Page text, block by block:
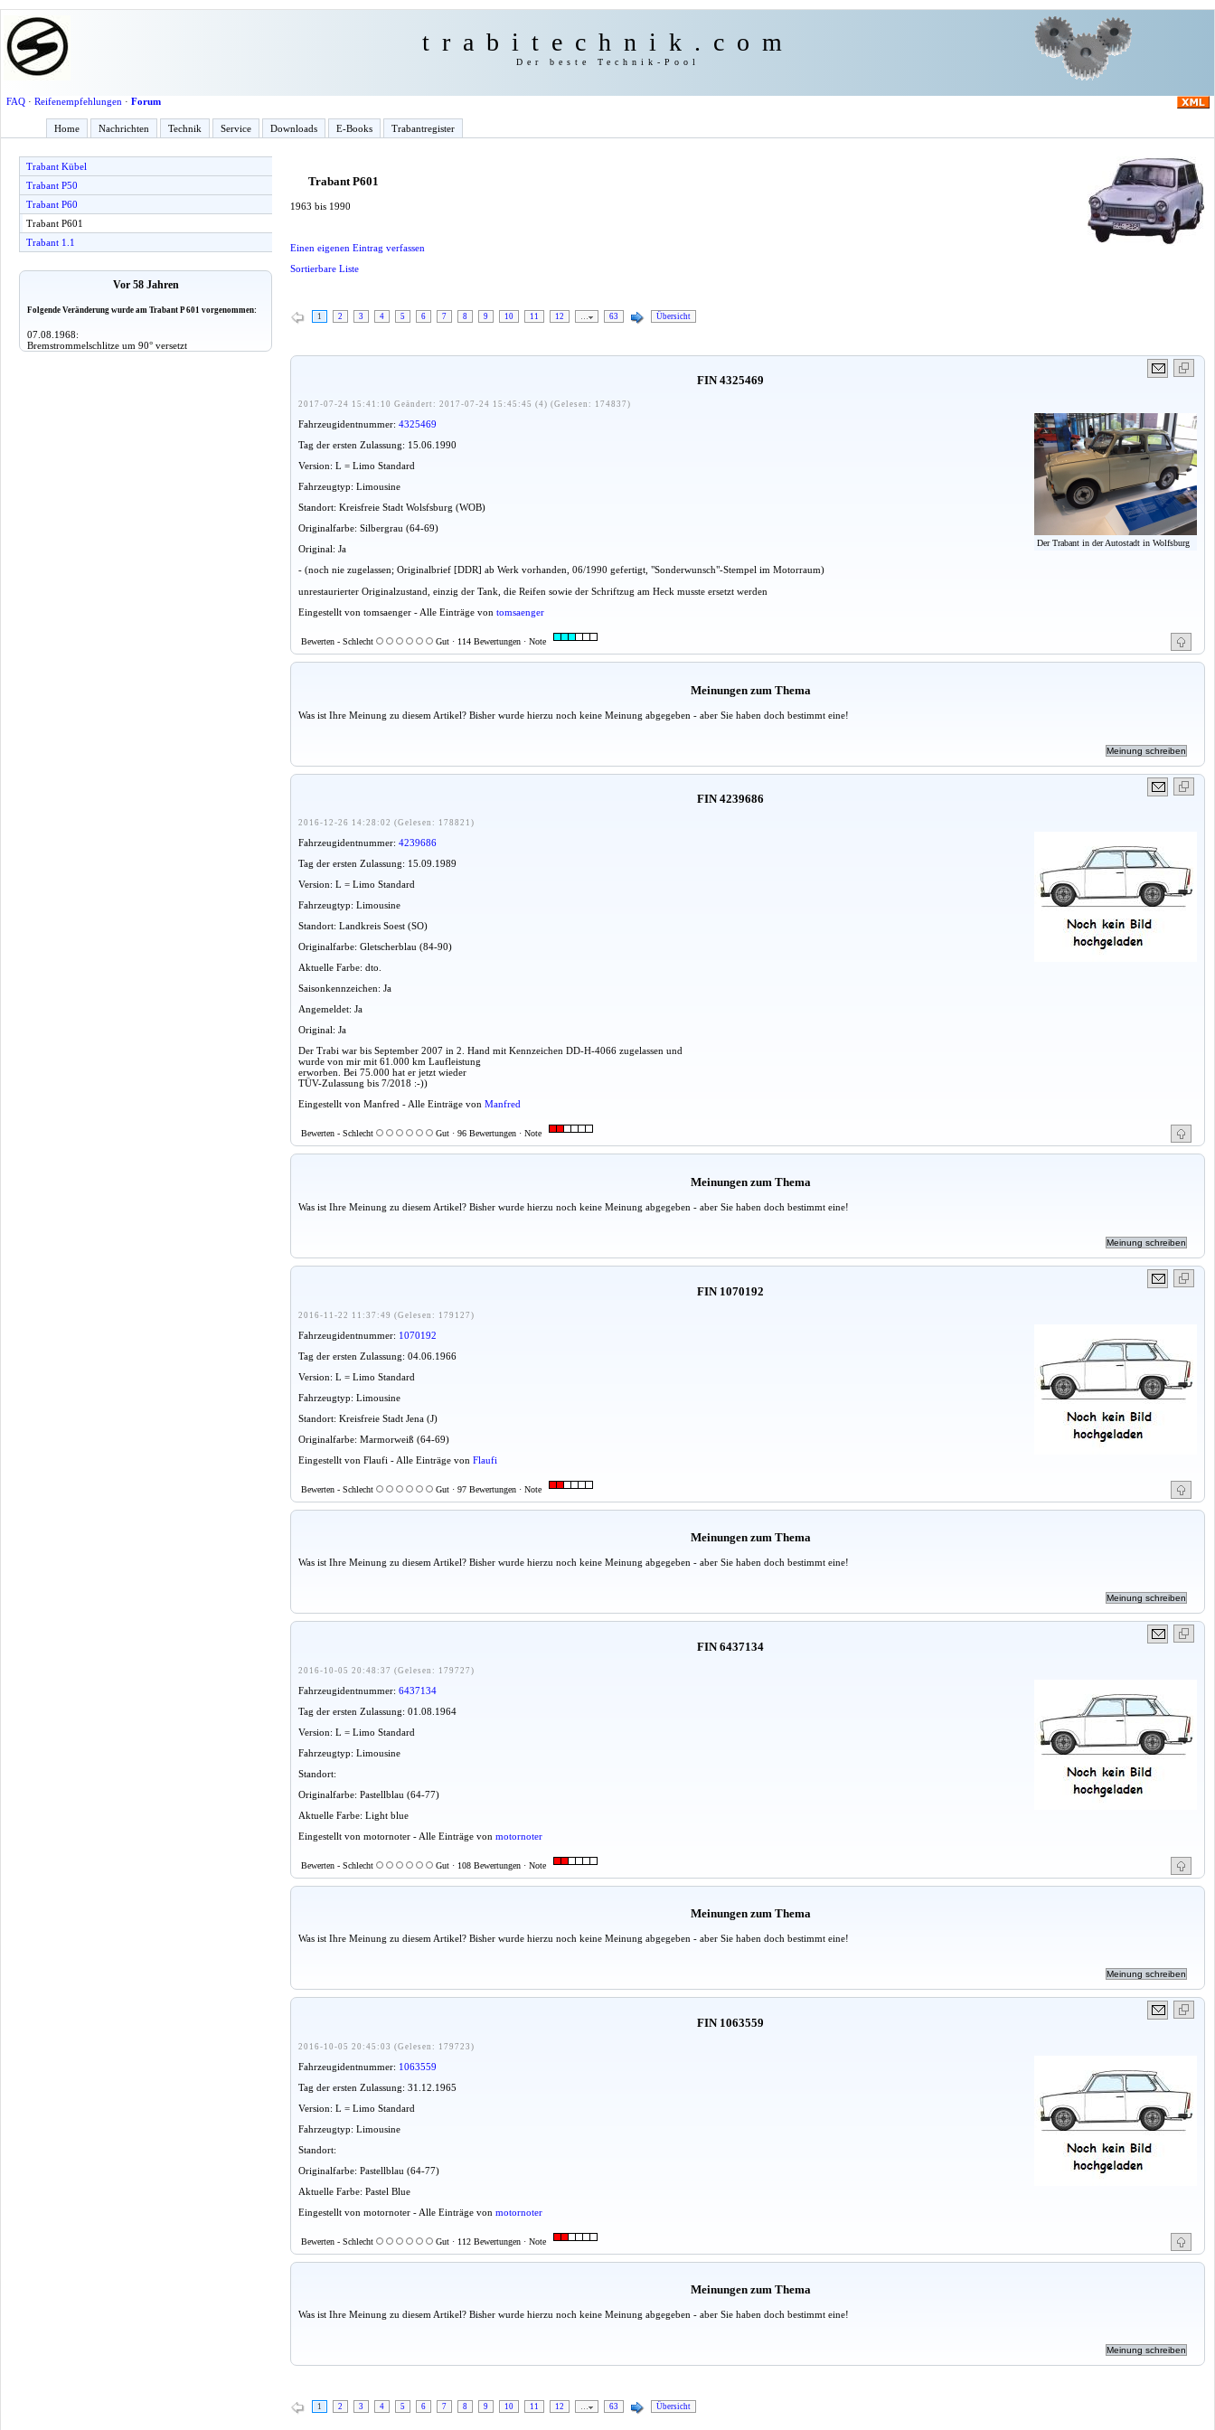
trabitechnik.com
Der beste Technik-Pool
FAQ· Reifenempfehlungen · Forum
Home Nachrichten Technik Service Downloads E-Books Trabantregister
Trabant Kübel
Trabant P50
Trabant P60
Trabant P601
Trabant 1.1
Vor 58 Jahren
Folgende Veränderung wurde am Trabant P 601 vorgenommen:
07.08.1968:
Bremstrommelschlitze um 90° versetzt
Trabant P601
1963 bis 1990
Einen eigenen Eintrag verfassen
Sortierbare Liste
1 2 3 4 5 6 7 8 9 10 11 12 63 Übersicht
FIN 4325469
2017-07-24 15:41:10 Geändert: 2017-07-24 15:45:45 (4) (Gelesen: 174837)
Der Trabant in der Autostadt in Wolfsburg
Fahrzeugidentnummer: 4325469
Tag der ersten Zulassung: 15.06.1990
Version: L = Limo Standard
Fahrzeugtyp: Limousine
Standort: Kreisfreie Stadt Wolsfsburg (WOB)
Originalfarbe: Silbergrau (64-69)
Original: Ja
- (noch nie zugelassen; Originalbrief [DDR] ab Werk vorhanden, 06/1990 gefertigt, "Sonderwunsch"-Stempel im Motorraum)
unrestaurierter Originalzustand, einzig der Tank, die Reifen sowie der Schriftzug am Heck musste ersetzt werden
Eingestellt von tomsaenger - Alle Einträge von tomsaenger
Bewerten - Schlecht Gut · 114 Bewertungen · Note
Meinungen zum Thema
Was ist Ihre Meinung zu diesem Artikel? Bisher wurde hierzu noch keine Meinung abgegeben - aber Sie haben doch bestimmt eine!
FIN 4239686
2016-12-26 14:28:02 (Gelesen: 178821)
Fahrzeugidentnummer: 4239686
Tag der ersten Zulassung: 15.09.1989
Version: L = Limo Standard
Fahrzeugtyp: Limousine
Standort: Landkreis Soest (SO)
Originalfarbe: Gletscherblau (84-90)
Aktuelle Farbe: dto.
Saisonkennzeichen: Ja
Angemeldet: Ja
Original: Ja
Der Trabi war bis September 2007 in 2. Hand mit Kennzeichen DD-H-4066 zugelassen und
wurde von mir mit 61.000 km Laufleistung
erworben. Bei 75.000 hat er jetzt wieder
TÜV-Zulassung bis 7/2018 :-))
Eingestellt von Manfred - Alle Einträge von Manfred
Bewerten - Schlecht Gut · 96 Bewertungen · Note
Meinungen zum Thema
Was ist Ihre Meinung zu diesem Artikel? Bisher wurde hierzu noch keine Meinung abgegeben - aber Sie haben doch bestimmt eine!
FIN 1070192
2016-11-22 11:37:49 (Gelesen: 179127)
Fahrzeugidentnummer: 1070192
Tag der ersten Zulassung: 04.06.1966
Version: L = Limo Standard
Fahrzeugtyp: Limousine
Standort: Kreisfreie Stadt Jena (J)
Originalfarbe: Marmorweiß (64-69)
Eingestellt von Flaufi - Alle Einträge von Flaufi
Bewerten - Schlecht Gut · 97 Bewertungen · Note
Meinungen zum Thema
Was ist Ihre Meinung zu diesem Artikel? Bisher wurde hierzu noch keine Meinung abgegeben - aber Sie haben doch bestimmt eine!
FIN 6437134
2016-10-05 20:48:37 (Gelesen: 179727)
Fahrzeugidentnummer: 6437134
Tag der ersten Zulassung: 01.08.1964
Version: L = Limo Standard
Fahrzeugtyp: Limousine
Standort:
Originalfarbe: Pastellblau (64-77)
Aktuelle Farbe: Light blue
Eingestellt von motornoter - Alle Einträge von motornoter
Bewerten - Schlecht Gut · 108 Bewertungen · Note
Meinungen zum Thema
Was ist Ihre Meinung zu diesem Artikel? Bisher wurde hierzu noch keine Meinung abgegeben - aber Sie haben doch bestimmt eine!
FIN 1063559
2016-10-05 20:45:03 (Gelesen: 179723)
Fahrzeugidentnummer: 1063559
Tag der ersten Zulassung: 31.12.1965
Version: L = Limo Standard
Fahrzeugtyp: Limousine
Standort:
Originalfarbe: Pastellblau (64-77)
Aktuelle Farbe: Pastel Blue
Eingestellt von motornoter - Alle Einträge von motornoter
Bewerten - Schlecht Gut · 112 Bewertungen · Note
Meinungen zum Thema
Was ist Ihre Meinung zu diesem Artikel? Bisher wurde hierzu noch keine Meinung abgegeben - aber Sie haben doch bestimmt eine!
1 2 3 4 5 6 7 8 9 10 11 12 63 Übersicht